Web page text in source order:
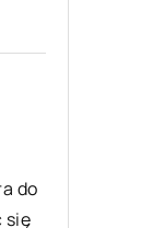
do
się